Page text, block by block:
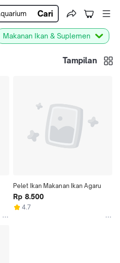
Cari
Makanan Ikan & Suplemen
Tampilan
Pelet Ikan Makanan Ikan Agaru
Rp 8.500
4.7